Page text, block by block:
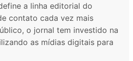
a linha editorial do
contato cada vez mais
o jornal tem investido na
as mídias digitais para